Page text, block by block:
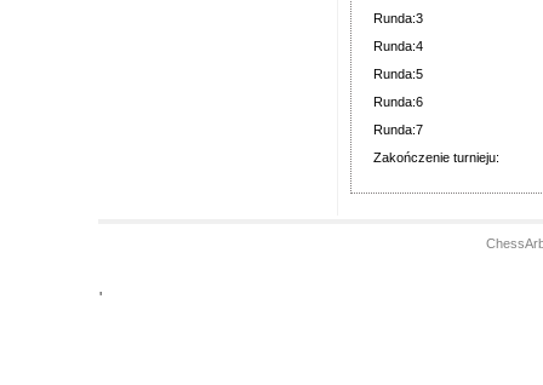
Runda:3
Runda:4
Runda:5
Runda:6
Runda:7
Zakończenie turnieju:
'